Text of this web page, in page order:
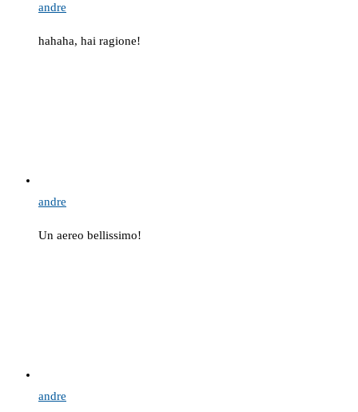
andre
hahaha, hai ragione!
andre
Un aereo bellissimo!
andre